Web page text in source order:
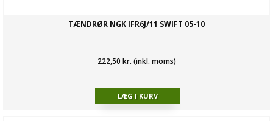
TÆNDRØR NGK IFR6J/11 SWIFT 05-10
222,50 kr. (inkl. moms)